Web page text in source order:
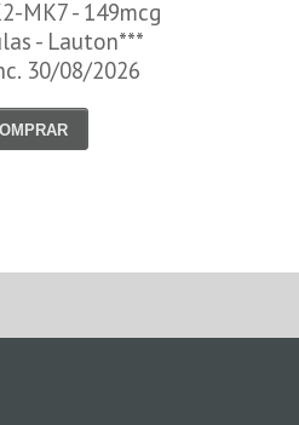
MK7 - 149mcg
- Lauton***
30/08/2026